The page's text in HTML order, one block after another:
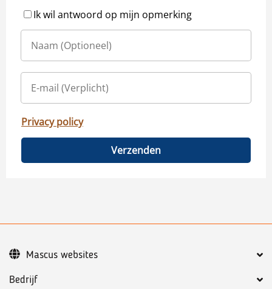
Ik wil antwoord op mijn opmerking
Privacy policy
Verzenden
Bedrijf
Mascus websites